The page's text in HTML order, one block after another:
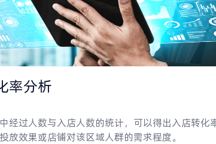
率分析
经过人数与入店人数的统计，可以得出入店转化
放效果或店铺对该区域人群的需求程度。